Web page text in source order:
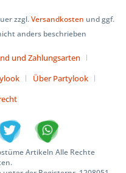
zzgl.Versandkosten und ggf.
anders beschrieben
und Zahlungsarten
Über Partylook
Artikeln Alle Rechte